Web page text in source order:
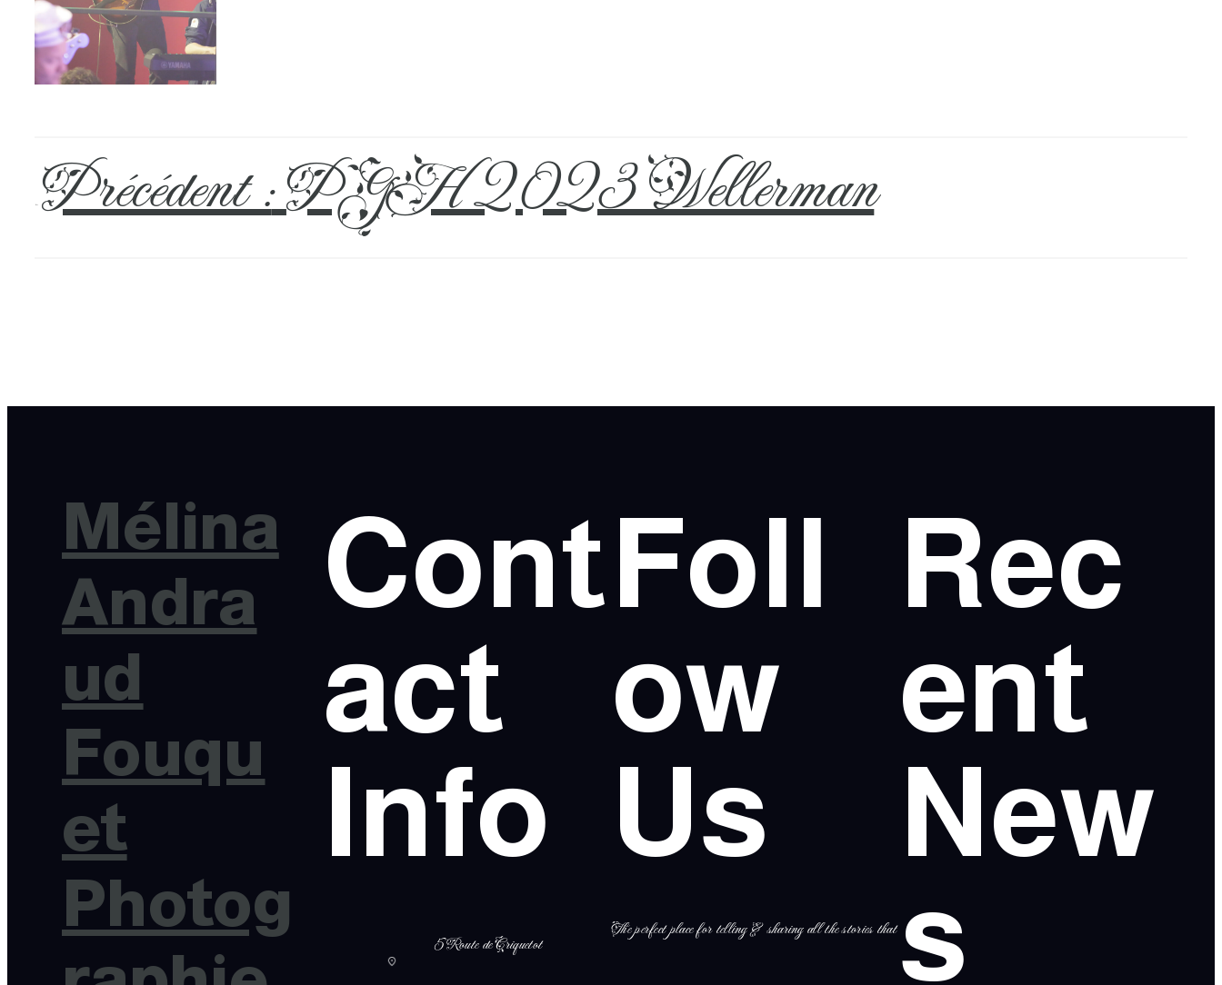
← Précédent :PGH 2023 Wellerman
Mélina
Andra
ud
Fouqu
et
Photog
Cont
act
Info
5 Route de Criquetot
Foll
ow
Us
The perfect place for telling & sharing all the stories that
Rec
ent
New
s